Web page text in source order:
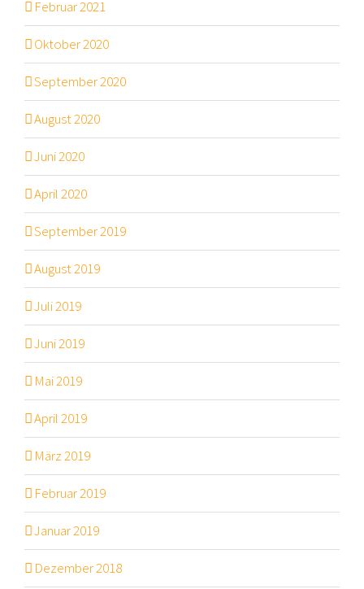
Februar 2021
Oktober 2020
September 2020
August 2020
Juni 2020
April 2020
September 2019
August 2019
Juli 2019
Juni 2019
Mai 2019
April 2019
März 2019
Februar 2019
Januar 2019
Dezember 2018